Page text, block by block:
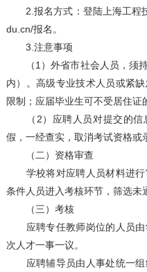
2.报名方式：登陆上海工程
du.cn/报名。
3.注意事项
（1）外省市社会人员，须持
内）。高级专业技术人员或紧
限制；应届毕业生可不受居住证
（2）应聘人员对提交的信
假，一经查实，取消考试资格或
（二）资格审查
学校将对应聘人员材料进行
条件人员进入考核环节，筛选未
（三）考核
应聘专任教师岗位的人员由
次人才一事一议。
应聘辅导员由人事处统一组